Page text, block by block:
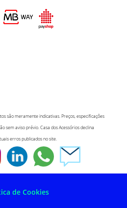
são meramente indicativas. Preços, especificações
sem aviso prévio. Casa dos Acessórios declina
erros publicados no site.
de Cookies